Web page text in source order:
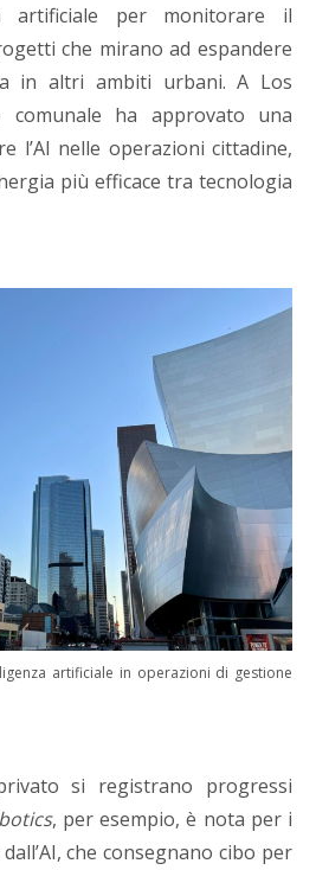
artificiale per monitorare il
che mirano ad espandere
in altri ambiti urbani. A Los
comunale ha approvato una
l’AI nelle operazioni cittadine,
più efficace tra tecnologia
artificiale in operazioni di gestione
si registrano progressi
, per esempio, è nota per i
che consegnano cibo per